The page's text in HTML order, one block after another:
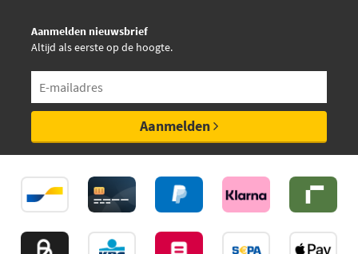
Aanmelden nieuwsbrief
Altijd als eerste op de hoogte.
Aanmelden